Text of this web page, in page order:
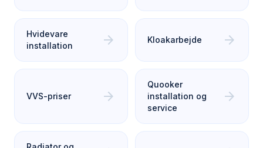
Hvidevare
installation
arrow_forward Kloakarbejde arrow_forward
VVS-priser arrow_forward
Quooker
installation og
service
arrow_forward